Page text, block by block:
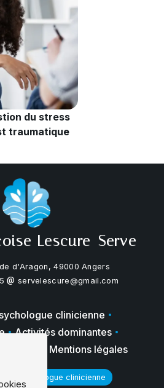
du stress
traumatique
Lescure-Serve
d'Aragon, 49000 Angers
servelescure@gmail.com
clinicienne
Activités dominantes
Mentions légales
Psychologue clinicienne